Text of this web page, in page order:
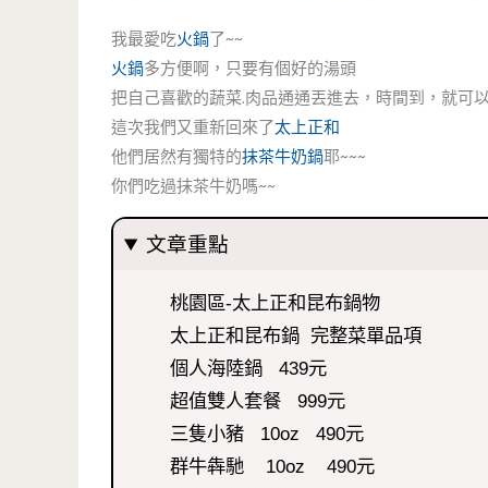
我最愛吃火鍋了~~
火鍋多方便啊，只要有個好的湯頭
把自己喜歡的蔬菜.肉品通通丟進去，時間到，就可
這次我們又重新回來了太上正和
他們居然有獨特的抹茶牛奶鍋耶~~~
你們吃過抹茶牛奶嗎~~
文章重點
桃園區-太上正和昆布鍋物
太上正和昆布鍋 完整菜單品項
個人海陸鍋 439元
超值雙人套餐 999元
三隻小豬 10oz 490元
群牛犇馳 10oz 490元